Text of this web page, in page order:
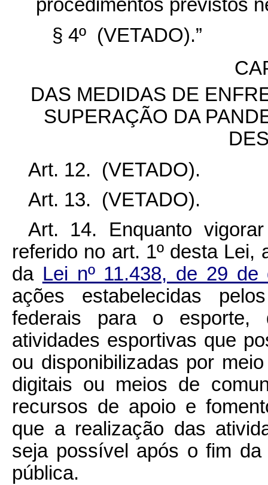
procedimentos previstos
§ 4º (VETADO).”
DAS MEDIDAS DE
SUPERAÇÃO DA
Art. 12. (VETADO).
Art. 13. (VETADO).
Art. 14. Enquanto
referido no art. 1º desta
da Lei nº 11.438, de 29
ações estabelecidas
federais para o esporte,
atividades esportivas que
ou disponibilizadas por
digitais ou meios de
recursos de apoio e
que a realização das
seja possível após o fim
pública.